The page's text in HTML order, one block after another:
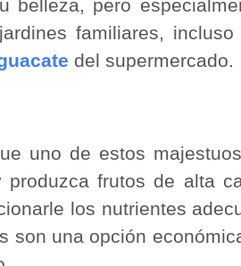
belleza, pero
familiares, incluso
del supermercado.
uno de estos
produzca frutos de alta
los nutrientes
son una opción